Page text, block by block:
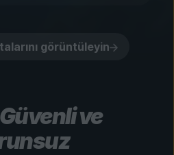
görüntüleyin
ve